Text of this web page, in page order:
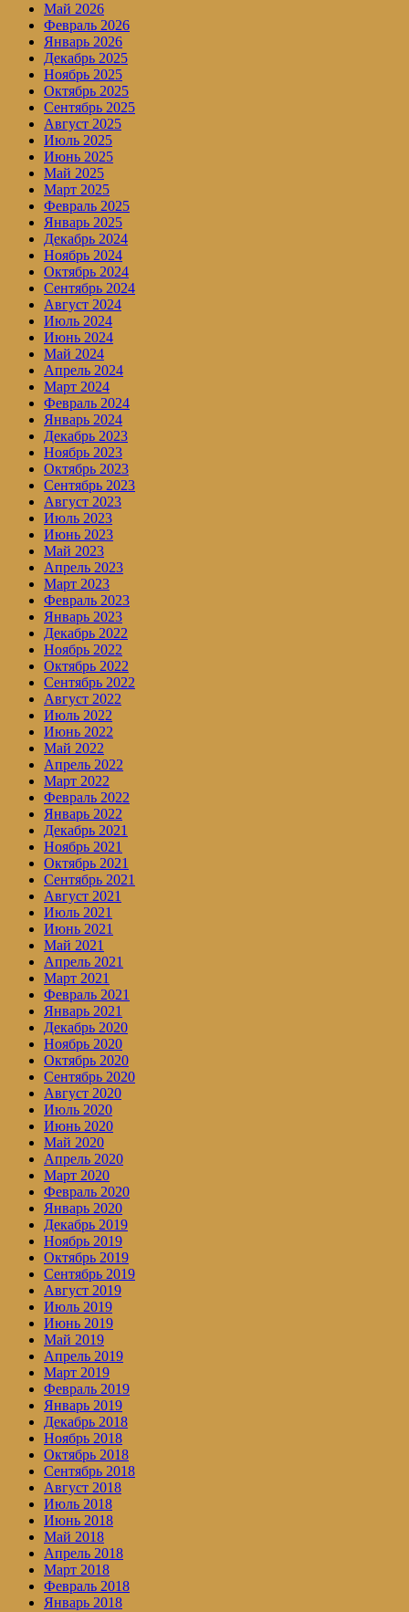
Май 2026
Февраль 2026
Январь 2026
Декабрь 2025
Ноябрь 2025
Октябрь 2025
Сентябрь 2025
Август 2025
Июль 2025
Июнь 2025
Май 2025
Март 2025
Февраль 2025
Январь 2025
Декабрь 2024
Ноябрь 2024
Октябрь 2024
Сентябрь 2024
Август 2024
Июль 2024
Июнь 2024
Май 2024
Апрель 2024
Март 2024
Февраль 2024
Январь 2024
Декабрь 2023
Ноябрь 2023
Октябрь 2023
Сентябрь 2023
Август 2023
Июль 2023
Июнь 2023
Май 2023
Апрель 2023
Март 2023
Февраль 2023
Январь 2023
Декабрь 2022
Ноябрь 2022
Октябрь 2022
Сентябрь 2022
Август 2022
Июль 2022
Июнь 2022
Май 2022
Апрель 2022
Март 2022
Февраль 2022
Январь 2022
Декабрь 2021
Ноябрь 2021
Октябрь 2021
Сентябрь 2021
Август 2021
Июль 2021
Июнь 2021
Май 2021
Апрель 2021
Март 2021
Февраль 2021
Январь 2021
Декабрь 2020
Ноябрь 2020
Октябрь 2020
Сентябрь 2020
Август 2020
Июль 2020
Июнь 2020
Май 2020
Апрель 2020
Март 2020
Февраль 2020
Январь 2020
Декабрь 2019
Ноябрь 2019
Октябрь 2019
Сентябрь 2019
Август 2019
Июль 2019
Июнь 2019
Май 2019
Апрель 2019
Март 2019
Февраль 2019
Январь 2019
Декабрь 2018
Ноябрь 2018
Октябрь 2018
Сентябрь 2018
Август 2018
Июль 2018
Июнь 2018
Май 2018
Апрель 2018
Март 2018
Февраль 2018
Январь 2018